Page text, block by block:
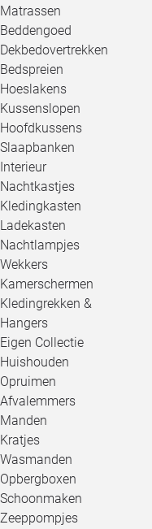
Matrassen
Beddengoed
Dekbedovertrekken
Bedspreien
Hoeslakens
Kussenslopen
Hoofdkussens
Slaapbanken
Interieur
Nachtkastjes
Kledingkasten
Ladekasten
Nachtlampjes
Wekkers
Kamerschermen
Kledingrekken &
Hangers
Eigen Collectie
Huishouden
Opruimen
Afvalemmers
Manden
Kratjes
Wasmanden
Opbergboxen
Schoonmaken
Zeeppompjes